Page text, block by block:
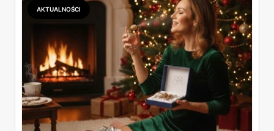
skutecznie ochronią dłonie, twarz, ciało i usta przed
skutkami mroźnej aury.
AKTUALNOŚCI